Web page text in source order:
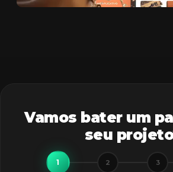
Vamos bater um
seu
1 2 3